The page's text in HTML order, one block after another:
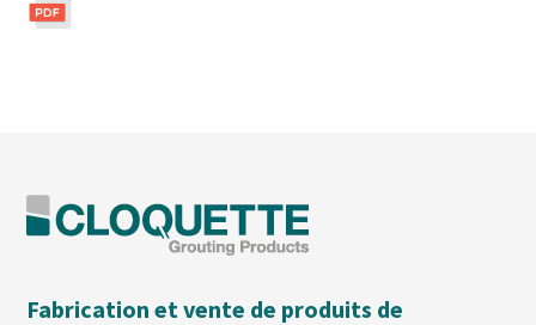
Fabrication et vente de produits de